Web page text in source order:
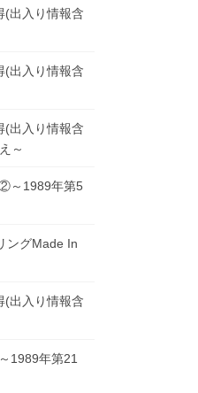
(出入り情報含
(出入り情報含
(出入り情報含
～
～1989年第5
ングMade In
(出入り情報含
1989年第21